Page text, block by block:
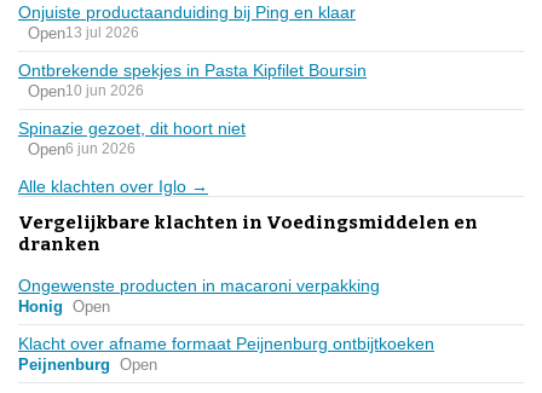
Onjuiste productaanduiding bij Ping en klaar
Open13 jul 2026
Ontbrekende spekjes in Pasta Kipfilet Boursin
Open10 jun 2026
Spinazie gezoet, dit hoort niet
Open6 jun 2026
Alle klachten over Iglo →
Vergelijkbare klachten in Voedingsmiddelen en
dranken
Ongewenste producten in macaroni verpakking
Honig Open
Klacht over afname formaat Peijnenburg ontbijtkoeken
Peijnenburg Open